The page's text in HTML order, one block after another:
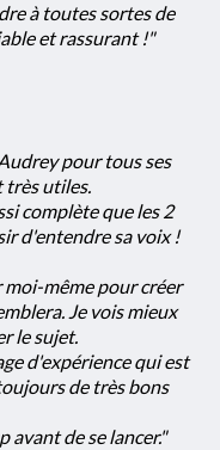
à toutes sortes de
et rassurant !"
pour tous ses
très utiles.
complète que les 2
d'entendre sa voix !
même pour créer
Je vois mieux
le sujet.
d'expérience qui est
de très bons
avant de se lancer."